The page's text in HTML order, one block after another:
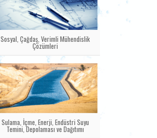
Sosyal, Çağdaş, Verimli Mühendislik
Çözümleri
Sulama, İçme, Enerji, Endüstri Suyu
Temini, Depolaması ve Dağıtımı